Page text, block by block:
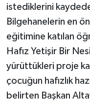
istediklerini
Bilgehanelerin en
eğitimine katılan
Hafız Yetişir Bir
yürüttükleri proje
çocuğun hafızlık
belirten Başkan
SİYASET
SPOR
TEKNOLOJİ
Turizm